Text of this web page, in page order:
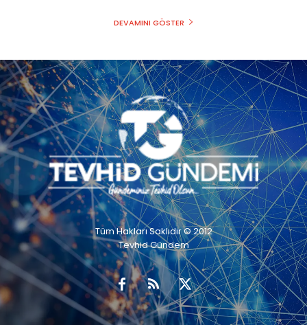
DEVAMINI GÖSTER
Tüm Hakları Saklıdır © 2012
Tevhid Gündem